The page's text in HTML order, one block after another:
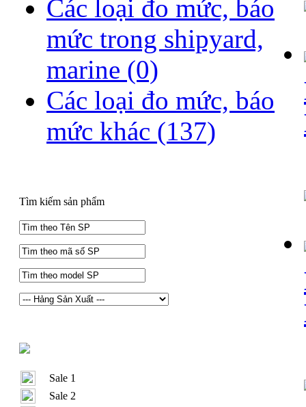
Các loại đo mức, báo
mức trong shipyard,
marine (0)
Các loại đo mức, báo
mức khác (137)
Tìm kiếm sản phẩm
Sale 1
Sale 2